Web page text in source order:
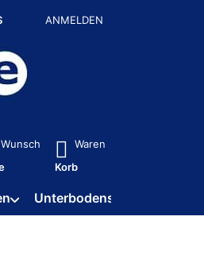
ANMELDEN
Sie die Eingabetaste, um alle
Wunsch
Waren
Korb
Unterbodenschutz / HV